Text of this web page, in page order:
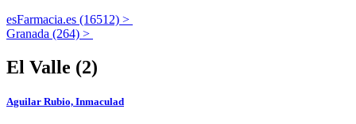
esFarmacia.es (16512) >
Granada (264) >
El Valle (2)
Aguilar Rubio, Inmaculad